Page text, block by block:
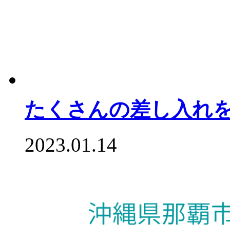
たくさんの差し入れ
2023.01.14